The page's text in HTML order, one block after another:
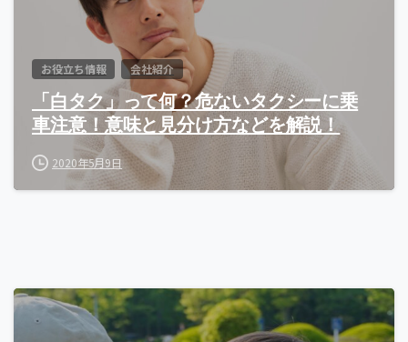
お役立ち情報 会社紹介
「白タク」って何？危ないタクシーに乗
車注意！意味と見分け方などを解説！
2020年5月9日